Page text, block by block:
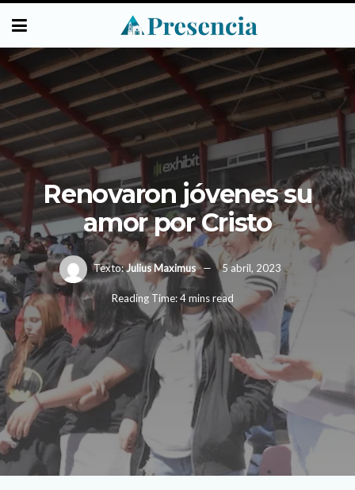
Renovaron jóvenes su
amor por Cristo
Texto:Julius Maximus 5 abril, 2023
Reading Time: 4 mins read